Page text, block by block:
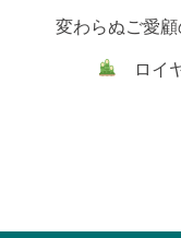
変わらぬご愛顧
ロイ